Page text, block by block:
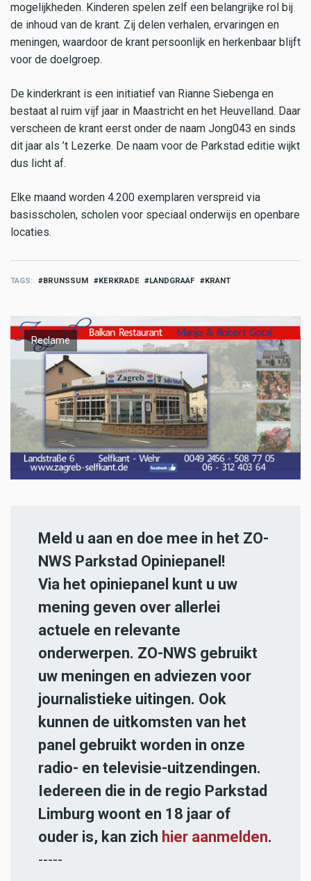
mogelijkheden. Kinderen spelen zelf een belangrijke rol bij
de inhoud van de krant. Zij delen verhalen, ervaringen en
meningen, waardoor de krant persoonlijk en herkenbaar blijft
voor de doelgroep.
De kinderkrant is een initiatief van Rianne Siebenga en
bestaat al ruim vijf jaar in Maastricht en het Heuvelland. Daar
verscheen de krant eerst onder de naam Jong043 en sinds
dit jaar als ’t Lezerke. De naam voor de Parkstad editie wijkt
dus licht af.
Elke maand worden 4.200 exemplaren verspreid via
basisscholen, scholen voor speciaal onderwijs en openbare
locaties.
TAGS BRUNSSUM KERKRADE LANDGRAAF KRANT
Reclame
Meld u aan en doe mee in het ZO-
NWS Parkstad Opiniepanel!
Via het opiniepanel kunt u uw
mening geven over allerlei
actuele en relevante
onderwerpen. ZO-NWS gebruikt
uw meningen en adviezen voor
journalistieke uitingen. Ook
kunnen de uitkomsten van het
panel gebruikt worden in onze
radio- en televisie-uitzendingen.
Iedereen die in de regio Parkstad
Limburg woont en 18 jaar of
ouder is, kan zich hier aanmelden.
-----